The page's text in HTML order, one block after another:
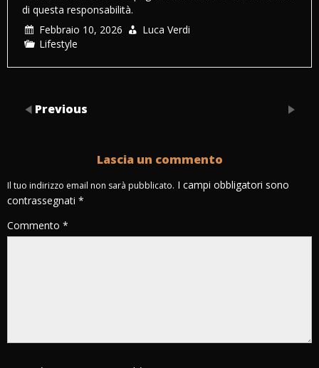
di questa responsabilità.
Febbraio 10, 2026
Luca Verdi
Lifestyle
Previous
Lascia un commento
Il tuo indirizzo email non sarà pubblicato. I campi obbligatori sono
contrassegnati *
Commento *